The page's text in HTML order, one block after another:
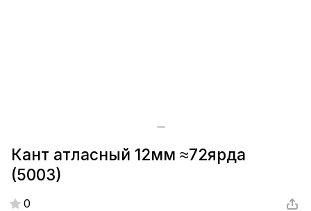
Кант атласный 12мм ≈72ярда
(5003)
0